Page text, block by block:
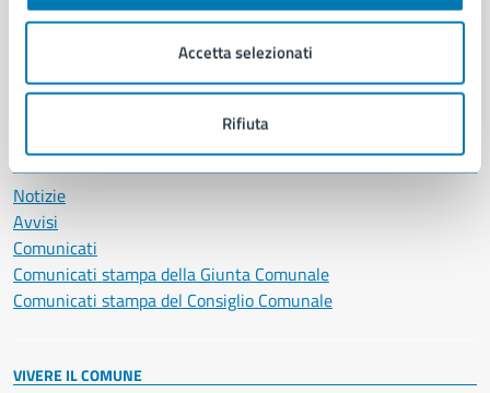
Accetta selezionati
Rifiuta
Imprese e commercio
Vita lavorativa
NOVITÀ
Notizie
Avvisi
Comunicati
Comunicati stampa della Giunta Comunale
Comunicati stampa del Consiglio Comunale
VIVERE IL COMUNE